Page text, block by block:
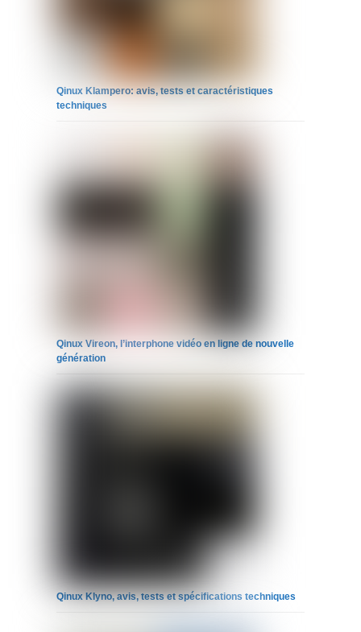
Qinux Klampero: avis, tests et caractéristiques
techniques
Qinux Vireon, l’interphone vidéo en ligne de nouvelle
génération
Qinux Klyno, avis, tests et spécifications techniques